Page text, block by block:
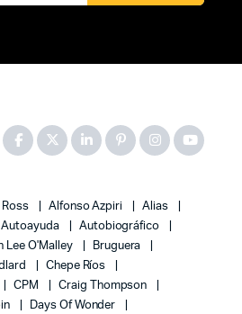
Alfonso Azpiri
Alias
Autoayuda
Autobiográfico
Lee O'Malley
Bruguera
Chepe Ríos
CPM
Craig Thompson
Days Of Wonder